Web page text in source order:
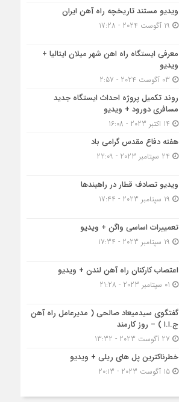
ویدیو مستند تاریخچه راه آهن ایران
معرفی ایستگاه راه اهن شهر میلان ایتالیا +
ویدیو
روند تکمیل پروژه احداث ایستگاه جدید
مسافری دورود + ویدیو
هفته دفاع مقدس گرامی باد
ویدیو تصادف قطار در راهبندها
تعمییرات اساسی واگن + ویدیو
اعتصاب کارکنان راه آهن لندن + ویدیو
گفتگوی سیدمیعاد صالحی ( مدیرعامل راه آهن
ج.ا.ا ) – روز کارمند
خطرناکترین پل های ریلی + ویدیو
15 آگوست 2023 - 20:13